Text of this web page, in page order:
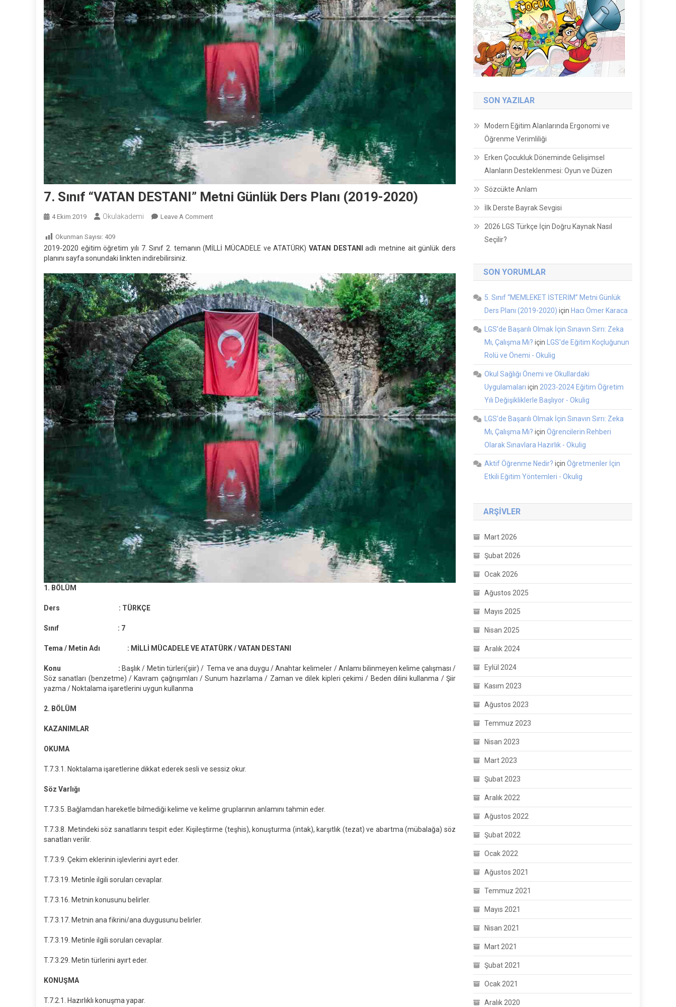
7. Sınıf “VATAN DESTANI” Metni Günlük Ders Planı (2019-2020)
4 Ekim 2019 Okulakademi Leave A CommentOn
“VATAN
Günlük
Ders
Planı
(2019-
2020)
Okunman Sayısı: 409
2019-2020 eğitim öğretim yılı 7. Sınıf 2. temanın (MİLLİ MÜCADELE ve ATATÜRK) VATAN DESTANIadlı metnine ait günlük ders
planını sayfa sonundaki linkten indirebilirsiniz.
1. BÖLÜM
Ders : TÜRKÇE
Sınıf : 7
Tema / Metin Adı : MİLLİ MÜCADELE VE ATATÜRK / VATAN DESTANI
Konu :Başlık / Metin türleri(şiir) / Tema ve ana duygu / Anahtar kelimeler / Anlamı bilinmeyen kelime çalışması /
Söz sanatları (benzetme) / Kavram çağrışımları / Sunum hazırlama / Zaman ve dilek kipleri çekimi / Beden dilini kullanma / Şiir
yazma / Noktalama işaretlerini uygun kullanma
2. BÖLÜM
KAZANIMLAR
OKUMA
T.7.3.1. Noktalama işaretlerine dikkat ederek sesli ve sessiz okur.
Söz Varlığı
T.7.3.5. Bağlamdan hareketle bilmediği kelime ve kelime gruplarının anlamını tahmin eder.
T.7.3.8. Metindeki söz sanatlarını tespit eder. Kişileştirme (teşhis), konuşturma (intak), karşıtlık (tezat) ve abartma (mübalağa) söz
sanatları verilir.
T.7.3.9. Çekim eklerinin işlevlerini ayırt eder.
T.7.3.19. Metinle ilgili soruları cevaplar.
T.7.3.16. Metnin konusunu belirler.
T.7.3.17. Metnin ana fikrini/ana duygusunu belirler.
T.7.3.19. Metinle ilgili soruları cevaplar.
T.7.3.29. Metin türlerini ayırt eder.
KONUŞMA
T.7.2.1. Hazırlıklı konuşma yapar.
SON YAZILAR
Modern Eğitim Alanlarında Ergonomi ve
Öğrenme Verimliliği
Erken Çocukluk Döneminde Gelişimsel
Alanların Desteklenmesi: Oyun ve Düzen
Sözcükte Anlam
İlk Derste Bayrak Sevgisi
2026 LGS Türkçe İçin Doğru Kaynak Nasıl
Seçilir?
SON YORUMLAR
5. Sınıf “MEMLEKET İSTERİM” Metni Günlük
Ders Planı (2019-2020) için Hacı Ömer Karaca
LGS’de Başarılı Olmak İçin Sınavın Sırrı: Zeka
Mı, Çalışma Mı? için
LGS'de Eğitim Koçluğunun
Rolü ve Önemi - Okulig
Okul Sağlığı Önemi ve Okullardaki
Uygulamaları için 2023-2024 Eğitim Öğretim
Yılı Değişikliklerle Başlıyor - Okulig
LGS’de Başarılı Olmak İçin Sınavın Sırrı: Zeka
Mı, Çalışma Mı? içinÖğrencilerin Rehberi
Olarak Sınavlara Hazırlık - Okulig
Aktif Öğrenme Nedir? içinÖğretmenler İçin
Etkili Eğitim Yöntemleri - Okulig
ARŞIVLER
Mart 2026
Şubat 2026
Ocak 2026
Ağustos 2025
Mayıs 2025
Nisan 2025
Aralık 2024
Eylül 2024
Kasım 2023
Ağustos 2023
Temmuz 2023
Nisan 2023
Mart 2023
Şubat 2023
Aralık 2022
Ağustos 2022
Şubat 2022
Ocak 2022
Ağustos 2021
Temmuz 2021
Mayıs 2021
Nisan 2021
Mart 2021
Şubat 2021
Ocak 2021
Aralık 2020